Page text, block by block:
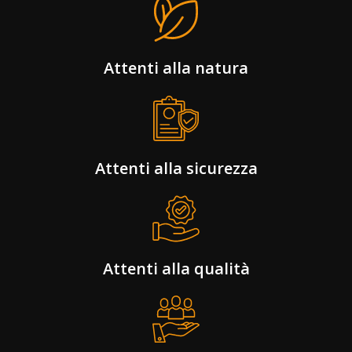
Attenti alla natura
Attenti alla sicurezza
Attenti alla qualità